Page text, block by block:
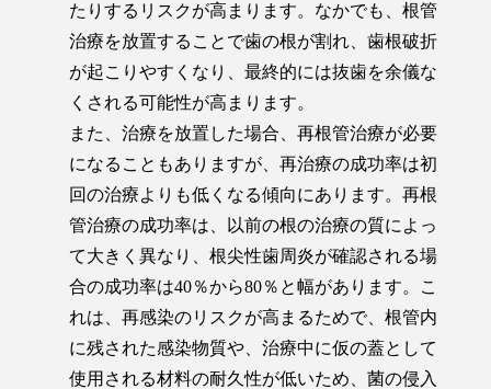
たりするリスクが高まります。なかでも、根管
治療を放置することで歯の根が割れ、歯根破折
が起こりやすくなり、最終的には抜歯を余儀な
くされる可能性が高まります。
また、治療を放置した場合、再根管治療が必要
になることもありますが、再治療の成功率は初
回の治療よりも低くなる傾向にあります。再根
管治療の成功率は、以前の根の治療の質によっ
て大きく異なり、根尖性歯周炎が確認される場
合の成功率は40％から80％と幅があります。こ
れは、再感染のリスクが高まるためで、根管内
に残された感染物質や、治療中に仮の蓋として
使用される材料の耐久性が低いため、菌の侵入